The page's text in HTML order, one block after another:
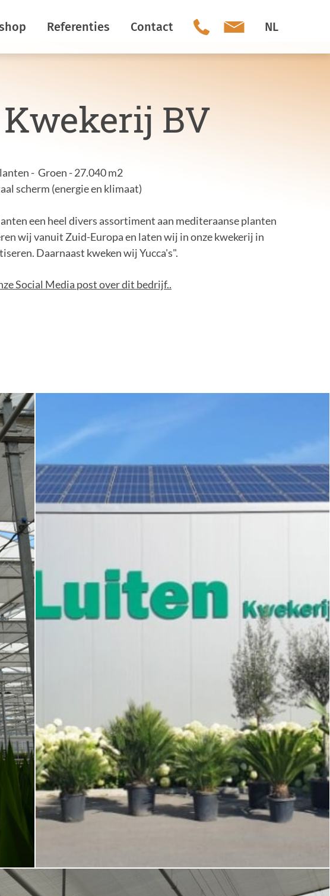
Referenties Contact
Social Media
Vacatures
NL
BV
- Groen - 27.040 m2
scherm (energie en klimaat)
een heel divers assortiment aan mediteraanse planten
wij vanuit Zuid-Europa en laten wij in onze kwekerij in
Daarnaast kweken wij Yucca's".
Social Media post over dit bedrijf..